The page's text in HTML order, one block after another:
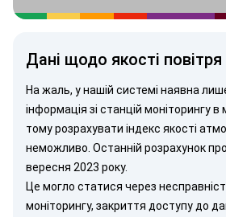
Дані щодо якості повітря
На жаль, у нашій системі наявна
інформація зі станцій моніторингу в
тому розрахувати індекс якості
неможливо. Останній розрахунок
вересня 2023 року.
Це могло статися через
моніторингу, закриття доступу до